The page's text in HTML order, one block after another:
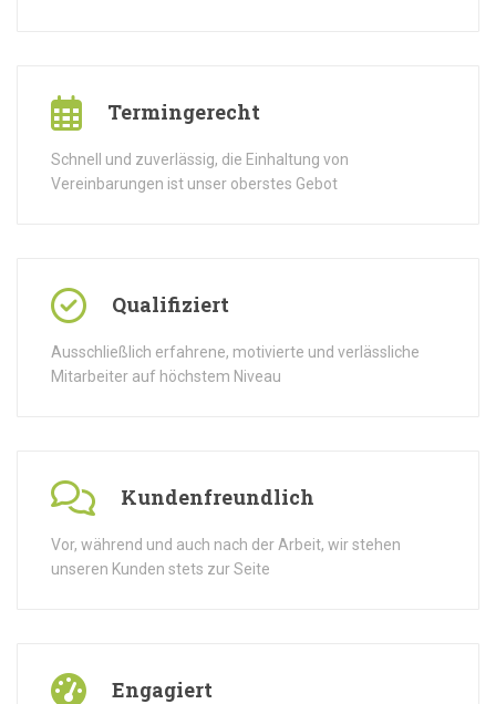
Termingerecht
Schnell und zuverlässig, die Einhaltung von
Vereinbarungen ist unser oberstes Gebot
Qualifiziert
Ausschließlich erfahrene, motivierte und verlässliche
Mitarbeiter auf höchstem Niveau
Kundenfreundlich
Vor, während und auch nach der Arbeit, wir stehen
unseren Kunden stets zur Seite
Engagiert